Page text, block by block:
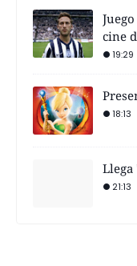
cine
19:29
18:13
21:13